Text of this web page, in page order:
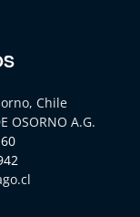
Chile
OSORNO A.G.